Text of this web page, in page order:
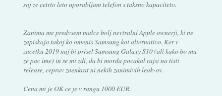
saj ze cetrto leto uporabljam telefon s taksno kapaciteto.
Zanima me predvsem malce bolj nevtralni Apple ownerji, ki ne
zapiskajo takoj ko omenis Samsung kot alternativo. Ker v
zacetku 2019 naj bi prisel Samsung Galaxy S10 (ali kako bo mu
ze pac ime) in se mi zdi, da bi morda pocakal rajsi na tisti
release, ceprav zaenkrat ni nekih zanimivih leak-ov.
Cena mi je OK ce je v rangu 1000 EUR.